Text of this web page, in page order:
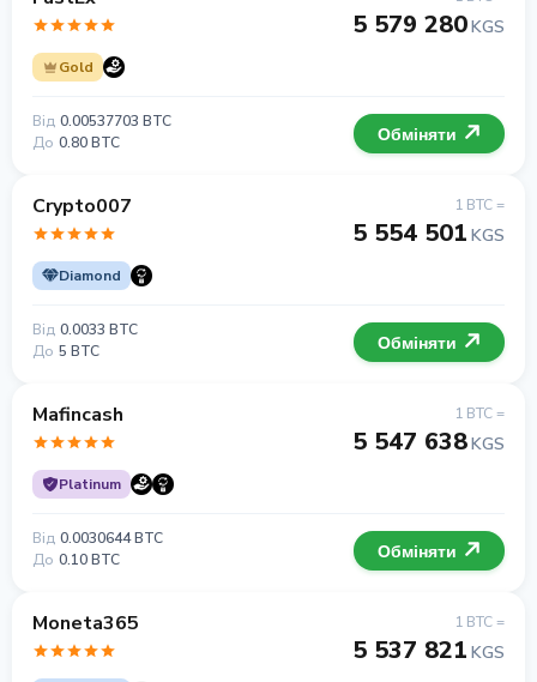
Gold
5 579 280KGS
Від 0.00537703 BTC
До 0.80 BTC Обміняти
Crypto007
Diamond
1 BTC =
5 554 501 KGS
Від 0.0033 BTC
До 5 BTC Обміняти
Mafincash
Platinum
1 BTC =
5 547 638KGS
Від 0.0030644 BTC
До 0.10 BTC Обміняти
Moneta365 1 BTC =
5 537 821 KGS